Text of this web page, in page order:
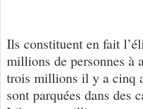
Ils constituent en fait
millions de personnes à
trois millions il y a cinq
sont parquées dans des